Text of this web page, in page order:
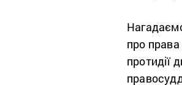
про права
протидії